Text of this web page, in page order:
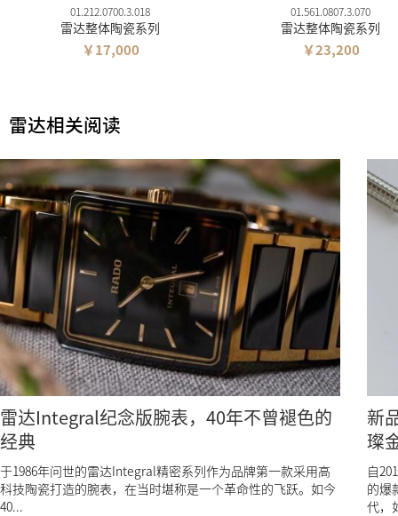
01.212.0700.3.018
雷达整体陶瓷系列
￥17,000
01.561.0807.3.070
雷达整体陶瓷系列
￥23,200
雷达相关阅读
雷达Integral纪念版腕表，40年不曾褪色的
经典
于1986年问世的雷达Integral精密系列作为品牌第一款采用高
科技陶瓷打造的腕表，在当时堪称是一个革命性的飞跃。如今
40...
新
璨
自
的爆
代，